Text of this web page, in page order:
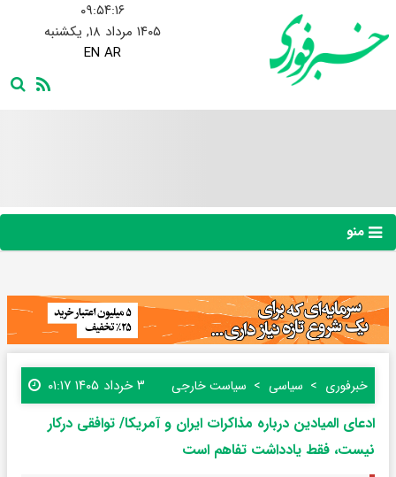
۰۹:۵۴:۱۷
۱۴۰۵ مرداد ۱۸, یکشنبه
EN AR
منو
خبرفوری سیاسی سیاست خارجی ۳ خرداد ۱۴۰۵ ۰۱:۱۷
ادعای المیادین درباره مذاکرات ایران و آمریکا/ توافقی درکار
نیست، فقط یادداشت تفاهم است